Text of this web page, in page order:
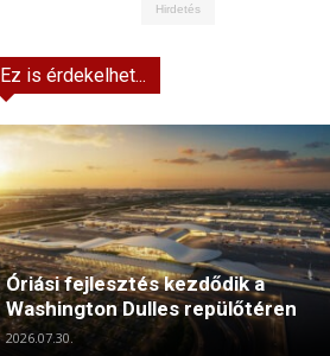
Hirdetés
Ez is érdekelhet...
Óriási fejlesztés kezdődik a
Washington Dulles repülőtéren
2026.07.30.